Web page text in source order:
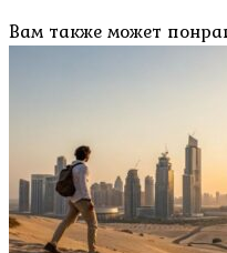
Вам также может